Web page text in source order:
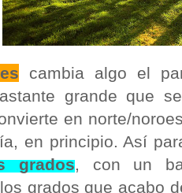
cambia algo el
grande que
en norte/
en principio. Así
grados , con un
grados que acabo